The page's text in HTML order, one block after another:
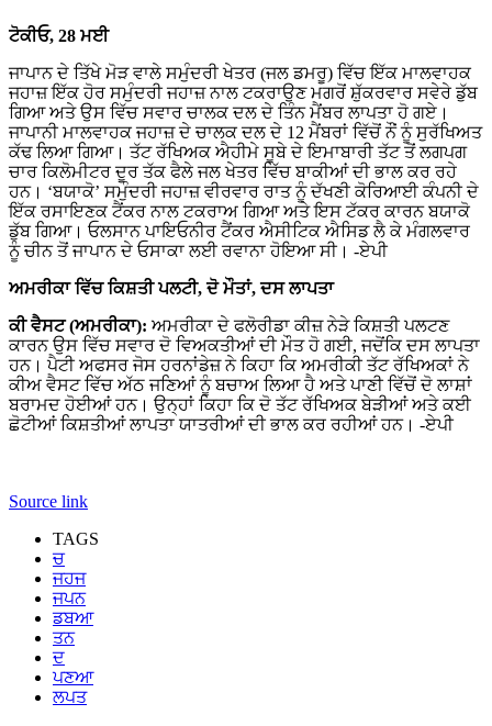
ਟੋਕੀਓ, 28 ਮਈ
ਜਾਪਾਨ ਦੇ ਤਿੱਖੇ ਮੋੜ ਵਾਲੇ ਸਮੁੰਦਰੀ ਖੇਤਰ (ਜਲ ਡਮਰੂ) ਵਿੱਚ ਇੱਕ ਮਾਲਵਾਹਕ
ਜਹਾਜ਼ ਇੱਕ ਹੋਰ ਸਮੁੰਦਰੀ ਜਹਾਜ਼ ਨਾਲ ਟਕਰਾਉਣ ਮਗਰੋਂ ਸ਼ੁੱਕਰਵਾਰ ਸਵੇਰੇ ਡੁੱਬ
ਗਿਆ ਅਤੇ ਉਸ ਵਿੱਚ ਸਵਾਰ ਚਾਲਕ ਦਲ ਦੇ ਤਿੰਨ ਮੈਂਬਰ ਲਾਪਤਾ ਹੋ ਗਏ।
ਜਾਪਾਨੀ ਮਾਲਵਾਹਕ ਜਹਾਜ਼ ਦੇ ਚਾਲਕ ਦਲ ਦੇ 12 ਮੈਂਬਰਾਂ ਵਿੱਚੋਂ ਨੌਂ ਨੂੰ ਸੁਰੱਖਿਅਤ
ਕੱਢ ਲਿਆ ਗਿਆ। ਤੱਟ ਰੱਖਿਅਕ ਐਹੀਮੇ ਸੂਬੇ ਦੇ ਇਮਾਬਾਰੀ ਤੱਟ ਤੋਂ ਲਗਪਗ
ਚਾਰ ਕਿਲੋਮੀਟਰ ਦੂਰ ਤੱਕ ਫੈਲੇ ਜਲ ਖੇਤਰ ਵਿੱਚ ਬਾਕੀਆਂ ਦੀ ਭਾਲ ਕਰ ਰਹੇ
ਹਨ। ‘ਬਯਾਕੋ’ ਸਮੁੰਦਰੀ ਜਹਾਜ਼ ਵੀਰਵਾਰ ਰਾਤ ਨੂੰ ਦੱਖਣੀ ਕੋਰਿਆਈ ਕੰਪਨੀ ਦੇ
ਇੱਕ ਰਸਾਇਣਕ ਟੈਂਕਰ ਨਾਲ ਟਕਰਾਅ ਗਿਆ ਅਤੇ ਇਸ ਟੱਕਰ ਕਾਰਨ ਬਯਾਕੋ
ਡੁੱਬ ਗਿਆ। ਓਲਸਾਨ ਪਾਇਓਨੀਰ ਟੈਂਕਰ ਐਸੀਟਿਕ ਐਸਿਡ ਲੈ ਕੇ ਮੰਗਲਵਾਰ
ਨੂੰ ਚੀਨ ਤੋਂ ਜਾਪਾਨ ਦੇ ਓਸਾਕਾ ਲਈ ਰਵਾਨਾ ਹੋਇਆ ਸੀ। -ਏਪੀ
ਅਮਰੀਕਾ ਵਿੱਚ ਕਿਸ਼ਤੀ ਪਲਟੀ, ਦੋ ਮੌਤਾਂ, ਦਸ ਲਾਪਤਾ
ਕੀ ਵੈਸਟ (ਅਮਰੀਕਾ): ਅਮਰੀਕਾ ਦੇ ਫਲੋਰੀਡਾ ਕੀਜ਼ ਨੇੜੇ ਕਿਸ਼ਤੀ ਪਲਟਣ
ਕਾਰਨ ਉਸ ਵਿੱਚ ਸਵਾਰ ਦੋ ਵਿਅਕਤੀਆਂ ਦੀ ਮੌਤ ਹੋ ਗਈ, ਜਦੋਂਕਿ ਦਸ ਲਾਪਤਾ
ਹਨ। ਪੈਟੀ ਅਫਸਰ ਜੋਸ ਹਰਨਾਂਡੇਜ਼ ਨੇ ਕਿਹਾ ਕਿ ਅਮਰੀਕੀ ਤੱਟ ਰੱਖਿਅਕਾਂ ਨੇ
ਕੀਅ ਵੈਸਟ ਵਿੱਚ ਅੱਠ ਜਣਿਆਂ ਨੂੰ ਬਚਾਅ ਲਿਆ ਹੈ ਅਤੇ ਪਾਣੀ ਵਿੱਚੋਂ ਦੋ ਲਾਸ਼ਾਂ
ਬਰਾਮਦ ਹੋਈਆਂ ਹਨ। ਉਨ੍ਹਾਂ ਕਿਹਾ ਕਿ ਦੋ ਤੱਟ ਰੱਖਿਅਕ ਬੇੜੀਆਂ ਅਤੇ ਕਈ
ਛੋਟੀਆਂ ਕਿਸ਼ਤੀਆਂ ਲਾਪਤਾ ਯਾਤਰੀਆਂ ਦੀ ਭਾਲ ਕਰ ਰਹੀਆਂ ਹਨ। -ਏਪੀ
Source link
TAGS
ਚ
ਜਹਜ
ਜਪਨ
ਡਬਆ
ਤਨ
ਦ
ਪਣਆ
ਲਪਤ